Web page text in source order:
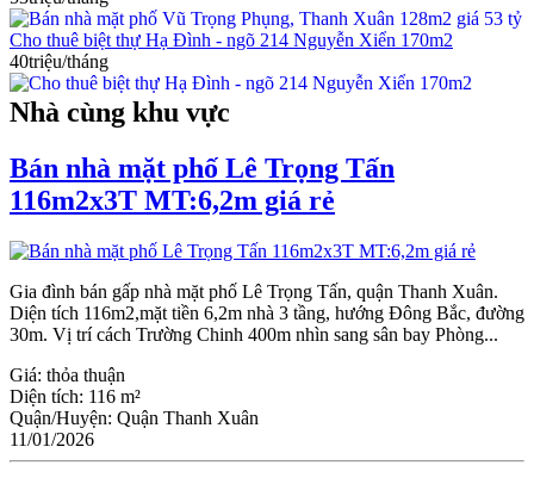
Cho thuê biệt thự Hạ Đình - ngõ 214 Nguyễn Xiển 170m2
40triệu/tháng
Nhà cùng khu vực
Bán nhà mặt phố Lê Trọng Tấn
116m2x3T MT:6,2m giá rẻ
Gia đình bán gấp nhà mặt phố Lê Trọng Tấn, quận Thanh Xuân.
Diện tích 116m2,mặt tiền 6,2m nhà 3 tầng, hướng Đông Bắc, đường
30m. Vị trí cách Trường Chinh 400m nhìn sang sân bay Phòng...
Giá: thỏa thuận
Diện tích: 116 m²
Quận/Huyện: Quận Thanh Xuân
11/01/2026